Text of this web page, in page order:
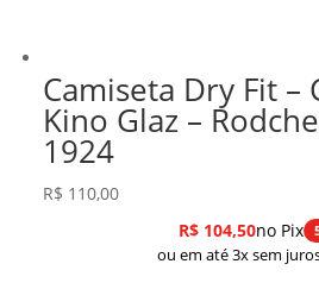
Camiseta Dry Fit –
Kino Glaz –
1924
R$ 110,00
R$104,50no Pix
ou em até 3x sem